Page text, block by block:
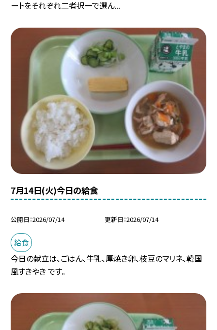
ートをそれぞれ二者択一で選ん...
7月14日(火)今日の給食
公開日 2026/07/14 更新日 2026/07/14
給食
今日の献立は、ごはん、牛乳、厚焼き卵、枝豆のマリネ、韓国
風すきやき です。